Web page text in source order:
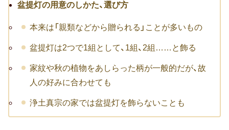
創立・創業記念（周年記念）
転職祝い
就職祝い
開店・移転祝い
退職祝い
盆提灯の用意のしかた、選び方
本来は「親類などから贈られる」ことが多いもの
盆提灯は2つで1組として、1組、2組……と飾る
家紋や秋の植物をあしらった柄が一般的だが、故
人の好みに合わせても
浄土真宗の家では盆提灯を飾らないことも